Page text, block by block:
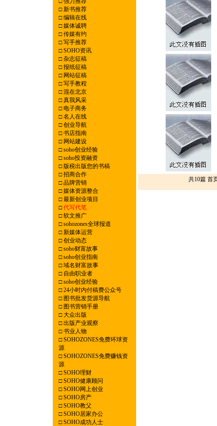
□新书推荐
□编辑在线
□媒体诚聘
□传媒有约
□写手推荐
□SOHO资讯
□杂志征稿
□报纸征稿
□网站征稿
□写手教程
□混在北京
□真我风采
□电子商务
□名人在线
□创业导航
□书店指南
□网站建设
□soho创业经验
□soho投资融资
□版税出版您的书稿
□招商合作
□品牌营销
□媒体资源整合
□最新创业项目
□ 代写代笔
□软文推广
□sohozones全球报道
□新媒体运营
□创业动态
□soho财富故事
□soho创业指南
□域名财富故事
□自由职业者
□soho创业经验
□24小时内付稿费公众号
□图书批发货源导航
□图书营销手册
□大众出版
□出版产业观察
□书业人物
□SOHOZONES免费环球资
源
□SOHOZONES免费赚钱资
源
□SOHO理财
□SOHO健康顾问
□SOHO网上创业
□SOHO房产
□SOHO教父
□SOHO居家办公
□SOHO成功人士
共10篇 首